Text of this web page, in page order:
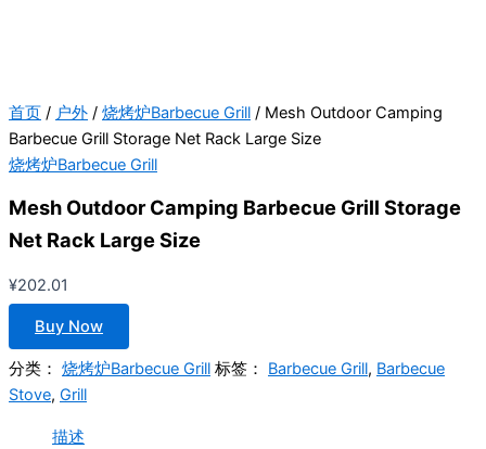
首页 / 户外 / 烧烤炉Barbecue Grill / Mesh Outdoor Camping
Barbecue Grill Storage Net Rack Large Size
烧烤炉Barbecue Grill
Mesh Outdoor Camping Barbecue Grill Storage
Net Rack Large Size
¥202.01
Buy Now
分类： 烧烤炉Barbecue Grill 标签： Barbecue Grill, Barbecue
Stove, Grill
描述